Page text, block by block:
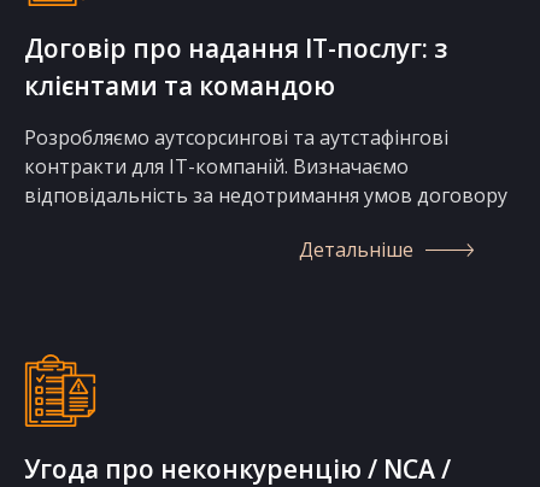
Договір про надання IT-послуг: з
клієнтами та командою
Розробляємо аутсорсингові та аутстафінгові
контракти для IT-компаній. Визначаємо
відповідальність за недотримання умов договору
Детальніше
Угода про неконкуренцію / NCA /